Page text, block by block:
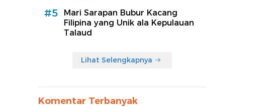
#5
Mari Sarapan Bubur Kacang
Filipina yang Unik ala Kepulauan
Talaud
Lihat Selengkapnya
Komentar Terbanyak